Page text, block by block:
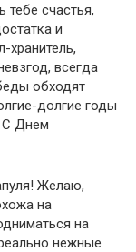
тебе счастья,
и
хранитель,
всегда
обходят
долгие годы
С Днем
Желаю,
на
на
нежные